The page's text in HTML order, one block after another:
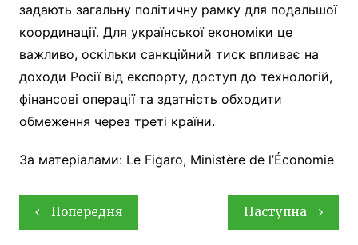
задають загальну політичну рамку для подальшої
координації. Для української економіки це
важливо, оскільки санкційний тиск впливає на
доходи Росії від експорту, доступ до технологій,
фінансові операції та здатність обходити
обмеження через треті країни.
За матеріалами: Le Figaro, Ministère de l’Économie
Навігація
записів
Попередня Наступна